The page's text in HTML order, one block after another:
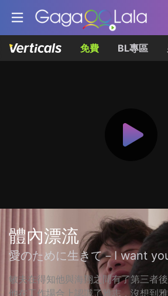
免費 BL專區
體內漂流
愛のために生きて－I want
敏夫在得知他與海翔之間有了第三者
他在工作場合上認識了雅志，沒想到